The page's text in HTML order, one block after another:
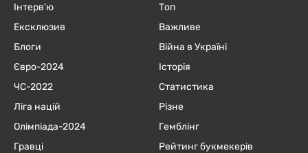
Інтерв'ю
Ексклюзив
Блоги
Євро-2024
ЧC-2022
Ліга націй
Олімпіада-2024
Гравці
Топ
Важливе
Війна в Україні
Історія
Статистика
Різне
Гемблінг
Рейтинг букмекерів